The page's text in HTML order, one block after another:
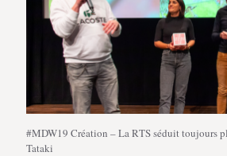
#MDW19 Création – La RTS séduit toujours
Tataki